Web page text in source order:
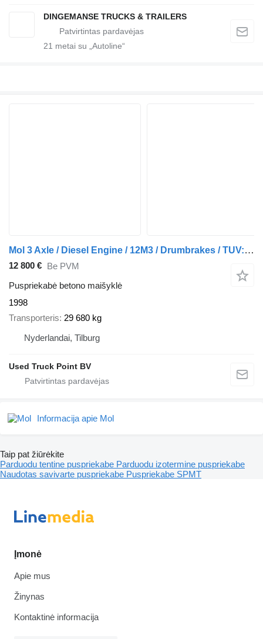
DINGEMANSE TRUCKS & TRAILERS
21 metai su „Autoline“
Mol 3 Axle / Diesel Engine / 12M3 / Drumbrakes / TUV: 11-2026 / Belg
12 800 € Be PVM
Puspriekabė betono maišyklė
1998
Transporteris 29 680 kg
Nyderlandai, Tilburg
Used Truck Point BV
Informacija apie Mol
Taip pat žiūrėkite
Parduodu tentine puspriekabe Parduodu izotermine puspriekabe
Naudotas savivarte puspriekabe Puspriekabe SPMT
Įmonė
Apie mus
Žinynas
Kontaktinė informacija